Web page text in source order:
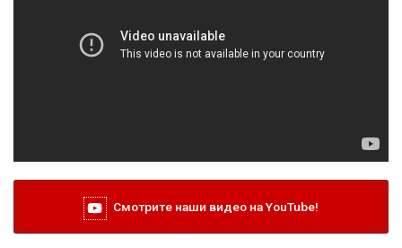
Смотрите наши видео на YouTube!